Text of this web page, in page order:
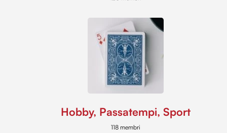
Hobby, Passatempi, Sport
118 membri